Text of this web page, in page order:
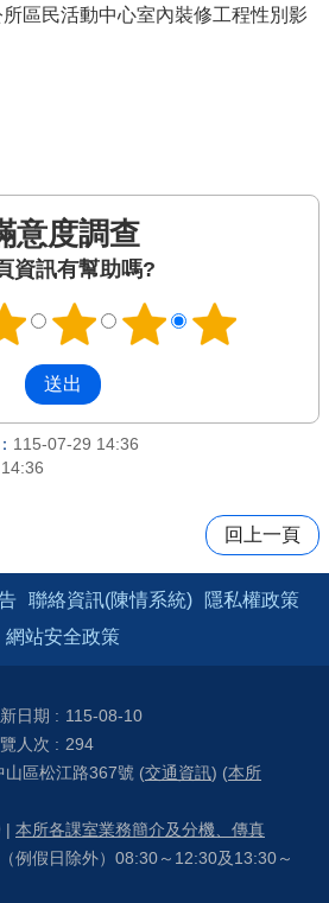
區民活動中心室內裝修工程性別影
意度調查
資訊有幫助嗎?
115-07-29 14:36
回上一頁
聯絡資訊(陳情系統)
隱私權政策
網站安全政策
日期
115-08-10
人次
294
區松江路367號 (交通資訊) (本所
| 本所各課室業務簡介及分機、傳真
例假日除外）08:30～12:30及13:30～